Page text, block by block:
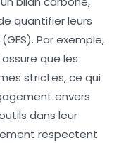
quantifier leurs
(GES). Par exemple,
que les
strictes, ce qui
envers
dans leur
respectent